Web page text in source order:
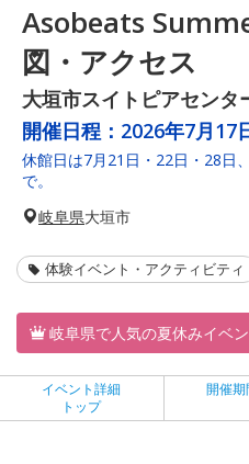
Asobeats
図・アクセス
大垣市スイトピアセン
開催日程： 2026年7月17
休館日は7月21日・22日・28日
で。
岐阜県大垣市
体験イベント・アクティビティ
岐阜県で人気の夏休みイベ
イベント詳細
トップ
開催